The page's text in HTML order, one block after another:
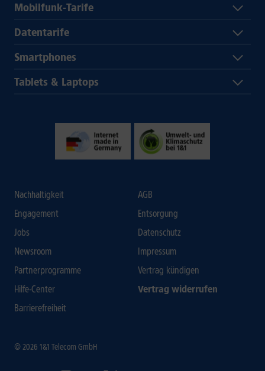
Mobilfunk-Tarife
Datentarife
Smartphones
Tablets & Laptops
Nachhaltigkeit
Engagement
Jobs
Newsroom
Partnerprogramme
Hilfe-Center
Barrierefreiheit
AGB
Entsorgung
Datenschutz
Impressum
Vertrag kündigen
Vertrag widerrufen
© 2026 1&1 Telecom GmbH